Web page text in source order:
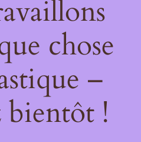
chose
–
bientôt !